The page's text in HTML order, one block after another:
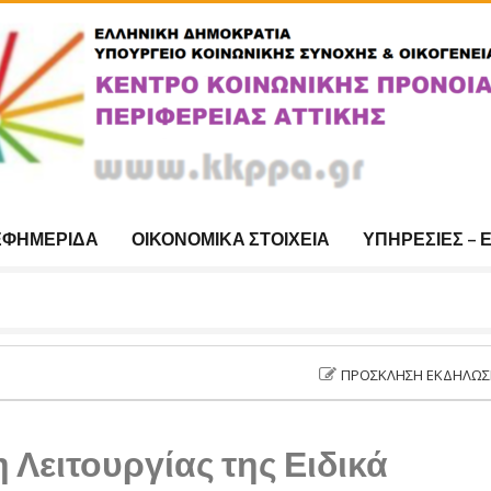
ΟΙΚΟΝΟΜΙΚΆ ΣΤΟΙΧΕΊΑ ΥΠΗΡΕΣΊΕΣ –
ΠΡΌΣΚΛΗΣΗ ΕΚΔΉΛΩΣΗΣ
της Ειδικά